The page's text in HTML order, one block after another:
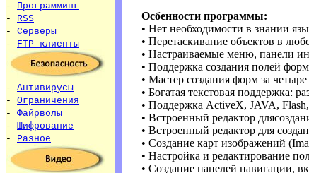
- Программинг
- RSS
- Серверы
- FTP клиенты
- Антивирусы
- Ограничения
- Файрволы
- Шифрование
- Разное
Осбенности программы:
• Нет необходимости в знании
• Перетаскивание объектов в
• Настраиваемые меню, панели
• Поддержка создания полей форм
• Мастер создания форм за
• Богатая текстовая поддержка:
• Поддержка ActiveX, JAVA,
• Встроенный редактор
• Встроенный редактор для
• Создание карт изображений
• Настройка и редактирование
• Создание панелей навигации,